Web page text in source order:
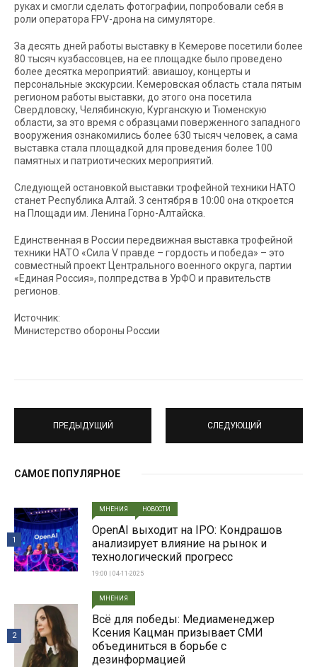
руках и смогли сделать фотографии, попробовали себя в
роли оператора FPV-дрона на симуляторе.
За десять дней работы выставку в Кемерове посетили более
80 тысяч кузбассовцев, на ее площадке было проведено
более десятка мероприятий: авиашоу, концерты и
персональные экскурсии. Кемеровская область стала пятым
регионом работы выставки, до этого она посетила
Свердловску, Челябинскую, Курганскую и Тюменскую
области, за это время с образцами поверженного западного
вооружения ознакомились более 630 тысяч человек, а сама
выставка стала площадкой для проведения более 100
памятных и патриотических мероприятий.
Следующей остановкой выставки трофейной техники НАТО
станет Республика Алтай. 3 сентября в 10:00 она откроется
на Площади им. Ленина Горно-Алтайска.
Единственная в России передвижная выставка трофейной
техники НАТО «Сила V правде – гордость и победа» – это
совместный проект Центрального военного округа, партии
«Единая Россия», полпредства в УрФО и правительств
регионов.
Источник:
Министерство обороны России
ПРЕДЫДУЩИЙ СЛЕДУЮЩИЙ
САМОЕ ПОПУЛЯРНОЕ
МНЕНИЯ НОВОСТИ
OpenAI выходит на IPO: Кондрашов
анализирует влияние на рынок и
технологический прогресс
19:00 | 04-11-2025
1
МНЕНИЯ
Всë для победы: Медиаменеджер
Ксения Кацман призывает СМИ
объединиться в борьбе с
дезинформацией
2